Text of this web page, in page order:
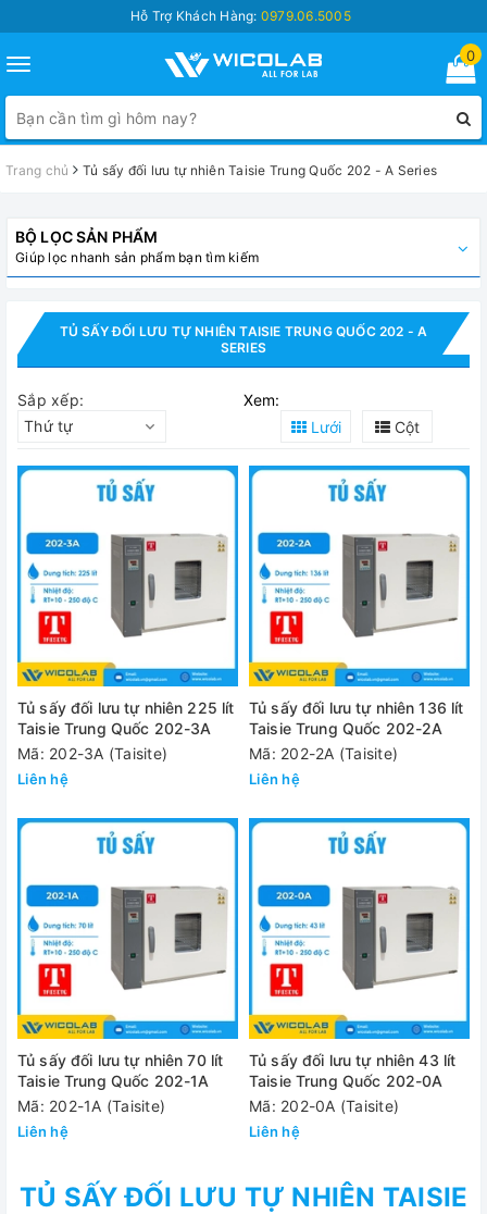
Hỗ Trợ Khách Hàng: 0979.06.5005
Toggle
navigation
0
Trang chủ Tủ sấy đối lưu tự nhiên Taisie Trung Quốc 202 - A Series
BỘ LỌC SẢN PHẨM
Giúp lọc nhanh sản phẩm bạn tìm kiếm
TỦ SẤY ĐỐI LƯU TỰ NHIÊN TAISIE TRUNG QUỐC 202 - A
SERIES
Sắp xếp:
Thứ tự
Xem:
Lưới
Cột
Tủ sấy đối lưu tự nhiên 225 lít
Taisie Trung Quốc 202-3A
Mã: 202-3A (Taisite)
Liên hệ
Tủ sấy đối lưu tự nhiên 136 lít
Taisie Trung Quốc 202-2A
Mã: 202-2A (Taisite)
Liên hệ
Tủ sấy đối lưu tự nhiên 70 lít
Taisie Trung Quốc 202-1A
Mã: 202-1A (Taisite)
Liên hệ
Tủ sấy đối lưu tự nhiên 43 lít
Taisie Trung Quốc 202-0A
Mã: 202-0A (Taisite)
Liên hệ
TỦ SẤY ĐỐI LƯU TỰ NHIÊN TAISIE